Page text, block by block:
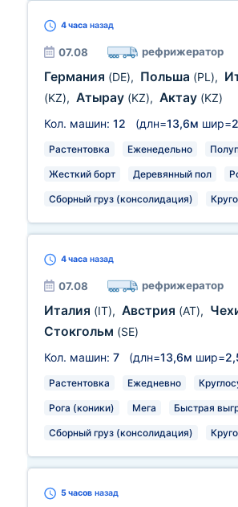
4 часа назад
07.08 рефрижератор
Германия (DE), Польша (PL),
(KZ), Атырау (KZ), Актау (KZ)
Кол. машин: 12 (длн=13,6м шир=
Растентовка Еженедельно
Жесткий борт Деревянный пол
Сборный груз (консолидация)
4 часа назад
07.08 рефрижератор
Италия (IT), Австрия (AT),
Стокгольм (SE)
Кол. машин: 7 (длн=13,6м шир=
Растентовка Ежедневно
Рога (коники) Мега Быстрая
Сборный груз (консолидация)
5 часов назад